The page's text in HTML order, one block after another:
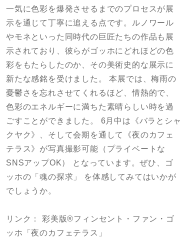
一気に色彩を爆発させるまでのプロセスが展
示を通じて丁寧に追える点です。ルノワール
やモネといった同時代の巨匠たちの作品も展
示されており、彼らがゴッホにどれほどの色
彩をもたらしたのか、その美術史的な展示に
新たな感銘を受けました。 本展では、梅雨の
憂鬱さを忘れさせてくれるほど、情熱的で、
色彩のエネルギーに満ちた素晴らしい時を過
ごすことができました。 6月中は《バラとシャ
クヤク》、そして会期を通して《夜のカフェ
テラス》が写真撮影可能（プライベートな
SNSアップOK） となっています。ぜひ、ゴ
ッホの「魂の探求」 を体感してみてはいかが
でしょうか。
リンク： 彩美版®フィンセント・ファン・ゴ
ッホ「夜のカフェテラス」